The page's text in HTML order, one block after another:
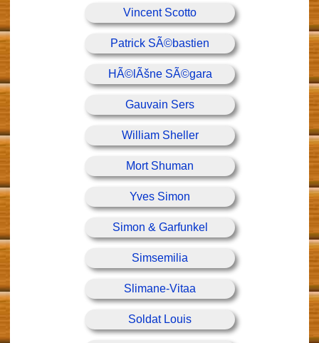
Vincent Scotto
Patrick SÃ©bastien
HÃ©lÃšne SÃ©gara
Gauvain Sers
William Sheller
Mort Shuman
Yves Simon
Simon & Garfunkel
Simsemilia
Slimane-Vitaa
Soldat Louis